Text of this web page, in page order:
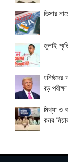
ভিসার
জুলাই
বড় পরীক্ষা
মিথ্যা ও
কনর